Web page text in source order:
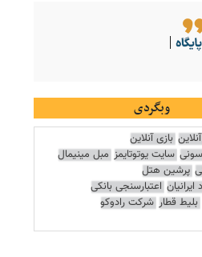
وبگردی
بازی آنلاین
سایت یوتوتایمز مبل مینیمال
پرشین هتل
اعتبارسنجی بانکی
بلیط قطار شرکت رادوکو